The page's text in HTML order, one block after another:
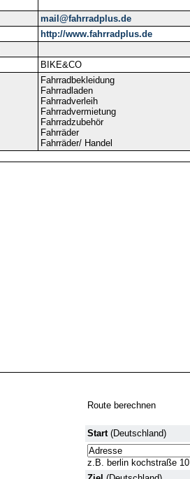
mail@fahrradplus.de
http://www.fahrradplus.de
BIKE&CO
Fahrradbekleidung
Fahrradladen
Fahrradverleih
Fahrradvermietung
Fahrradzubehör
Fahrräder
Fahrräder/ Handel
Route berechnen
Start(Deutschland)
z.B. berlin kochstraße 10